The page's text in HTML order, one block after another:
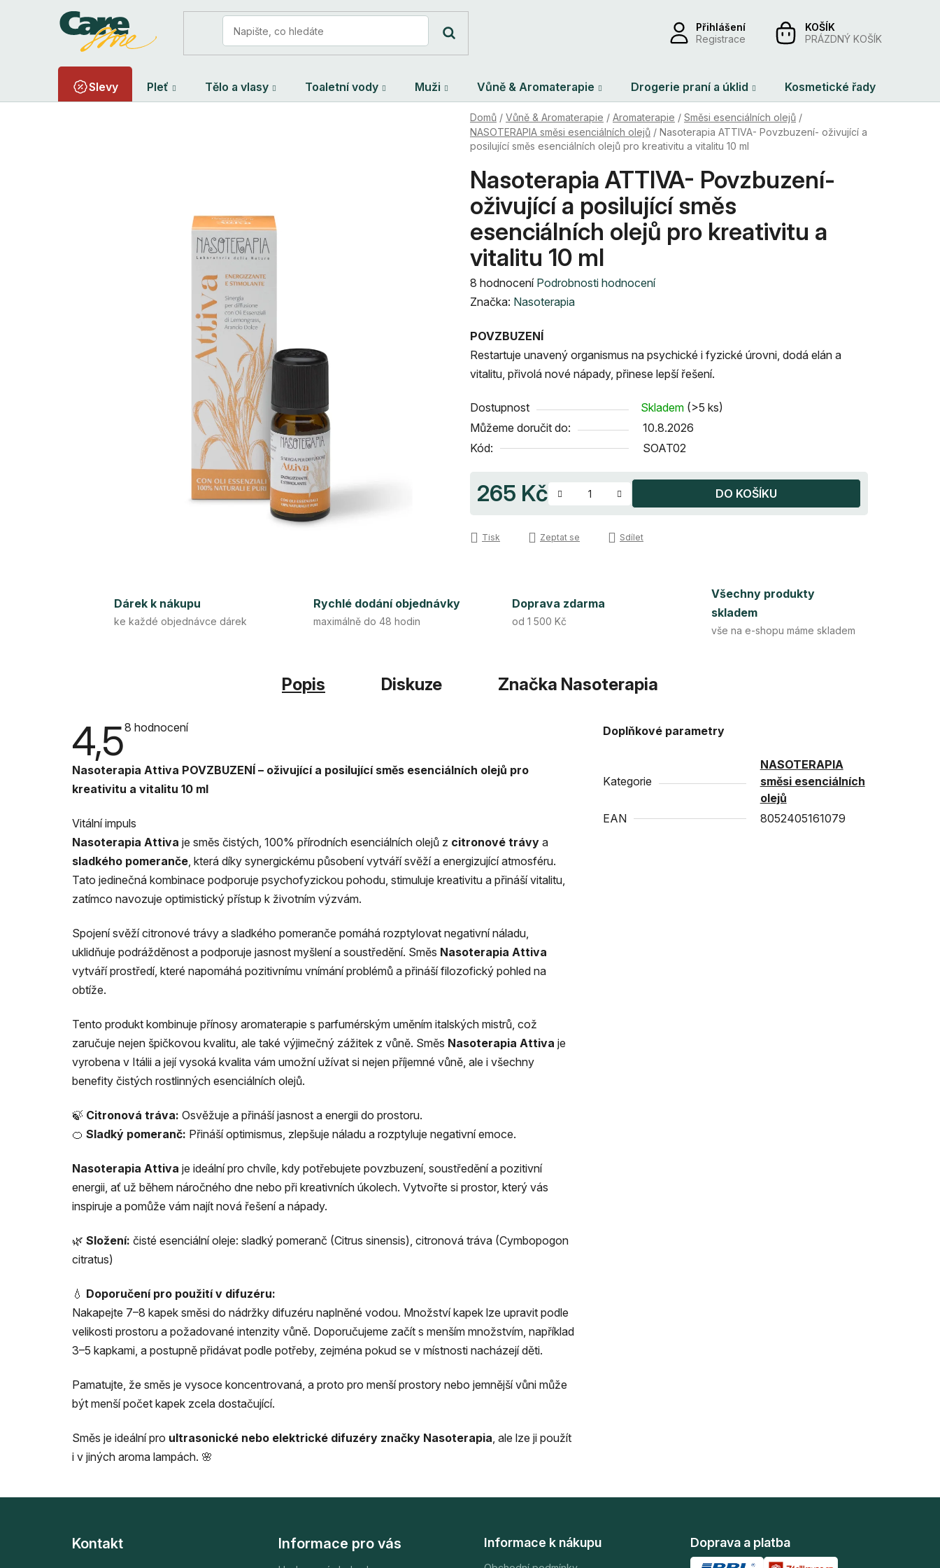
Přihlášení
Registrace
NÁKUPNÍPRÁZDNÝ KOŠÍK
Slevy Pleť Tělo a vlasy Toaletní vody Muži Vůně & Aromaterapie Drogerie praní a úklid Kosmetické řady
Domů / Vůně & Aromaterapie / Aromaterapie / Směsi esenciálních olejů /
NASOTERAPIA směsi esenciálních olejů / Nasoterapia ATTIVA- Povzbuzení- oživující a
posilující směs esenciálních olejů pro kreativitu a vitalitu 10 ml
Nasoterapia ATTIVA- Povzbuzení-
oživující a posilující směs
esenciálních olejů pro kreativitu a
vitalitu 10 ml
Průměrné
hodnocení
je
4,5
z
hvězdiček.
8 hodnocení Podrobnosti hodnocení
Značka: Nasoterapia
POVZBUZENÍ
Restartuje unavený organismus na psychické i fyzické úrovni, dodá elán a
vitalitu, přivolá nové nápady, přinese lepší řešení.
Dostupnost Skladem (>5 ks)
Můžeme doručit do:
10.8.2026
Kód:
SOAT02
265 Kč DO KOŠÍKU
Tisk Zeptat se Sdílet
Dárek k nákupu
ke každé objednávce dárek
Rychlé dodání objednávky
maximálně do 48 hodin
Doprava zdarma
od 1 500 Kč
Všechny produkty
skladem
vše na e-shopu máme skladem
Popis Diskuze Značka Nasoterapia
4,5Průměrné
4,5
5
8 hodnocení
Nasoterapia Attiva POVZBUZENÍ – oživující a posilující směs esenciálních olejů pro
kreativitu a vitalitu 10 ml
Vitální impuls
Nasoterapia Attiva je směs čistých, 100% přírodních esenciálních olejů z citronové trávy a
sladkého pomeranče, která díky synergickému působení vytváří svěží a energizující atmosféru.
Tato jedinečná kombinace podporuje psychofyzickou pohodu, stimuluje kreativitu a přináší vitalitu,
zatímco navozuje optimistický přístup k životním výzvám.
Spojení svěží citronové trávy a sladkého pomeranče pomáhá rozptylovat negativní náladu,
uklidňuje podrážděnost a podporuje jasnost myšlení a soustředění. Směs Nasoterapia Attiva
vytváří prostředí, které napomáhá pozitivnímu vnímání problémů a přináší filozofický pohled na
obtíže.
Tento produkt kombinuje přínosy aromaterapie s parfumérským uměním italských mistrů, což
zaručuje nejen špičkovou kvalitu, ale také výjimečný zážitek z vůně. Směs Nasoterapia Attiva je
vyrobena v Itálii a její vysoká kvalita vám umožní užívat si nejen příjemné vůně, ale i všechny
benefity čistých rostlinných esenciálních olejů.
🍃 Citronová tráva: Osvěžuje a přináší jasnost a energii do prostoru.
🍊 Sladký pomeranč: Přináší optimismus, zlepšuje náladu a rozptyluje negativní emoce.
Nasoterapia Attiva je ideální pro chvíle, kdy potřebujete povzbuzení, soustředění a pozitivní
energii, ať už během náročného dne nebo při kreativních úkolech. Vytvořte si prostor, který vás
inspiruje a pomůže vám najít nová řešení a nápady.
🌿 Složení: čisté esenciální oleje: sladký pomeranč (Citrus sinensis), citronová tráva (Cymbopogon
citratus)
💧 Doporučení pro použití v difuzéru:
Nakapejte 7–8 kapek směsi do nádržky difuzéru naplněné vodou. Množství kapek lze upravit podle
velikosti prostoru a požadované intenzity vůně. Doporučujeme začít s menším množstvím, například
3–5 kapkami, a postupně přidávat podle potřeby, zejména pokud se v místnosti nacházejí děti.
Pamatujte, že směs je vysoce koncentrovaná, a proto pro menší prostory nebo jemnější vůni může
být menší počet kapek zcela dostačující.
Směs je ideální pro ultrasonické nebo elektrické difuzéry značky Nasoterapia, ale lze ji použít
i v jiných aroma lampách. 🌸
Doplňkové parametry
Kategorie
NASOTERAPIA
směsi esenciálních
olejů
EAN
8052405161079
Kontakt Informace pro vás Informace k nákupu Doprava a platba